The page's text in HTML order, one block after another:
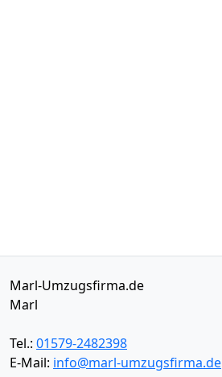
Marl-Umzugsfirma.de
Marl
Tel.: 01579-2482398
E-Mail: info@marl-umzugsfirma.de